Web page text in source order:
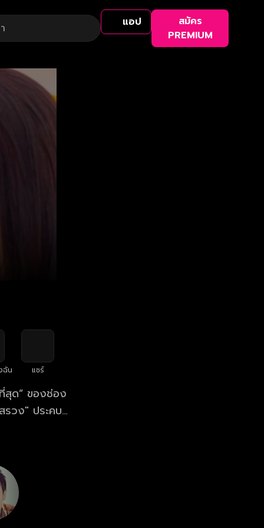
แอป
สมัคร
PREMIUM
ฉัน แชร์
สุด” ของช่อง
รวง" ประคบคู่
หว่างพี่น้อง
งครามเคล้า